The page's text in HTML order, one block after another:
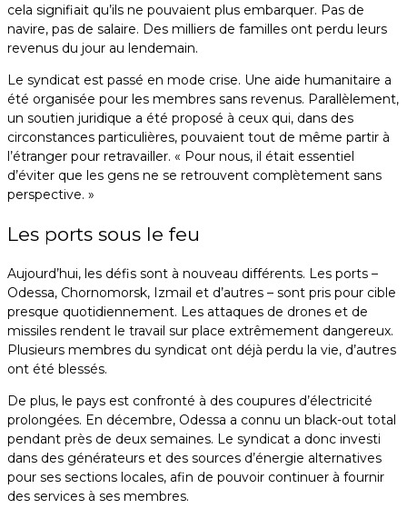
cela signifiait qu’ils ne pouvaient plus embarquer. Pas de
navire, pas de salaire. Des milliers de familles ont perdu leurs
revenus du jour au lendemain.
Le syndicat est passé en mode crise. Une aide humanitaire a
été organisée pour les membres sans revenus. Parallèlement,
un soutien juridique a été proposé à ceux qui, dans des
circonstances particulières, pouvaient tout de même partir à
l’étranger pour retravailler. « Pour nous, il était essentiel
d’éviter que les gens ne se retrouvent complètement sans
perspective. »
Les ports sous le feu
Aujourd’hui, les défis sont à nouveau différents. Les ports –
Odessa, Chornomorsk, Izmail et d’autres – sont pris pour cible
presque quotidiennement. Les attaques de drones et de
missiles rendent le travail sur place extrêmement dangereux.
Plusieurs membres du syndicat ont déjà perdu la vie, d’autres
ont été blessés.
De plus, le pays est confronté à des coupures d’électricité
prolongées. En décembre, Odessa a connu un black-out total
pendant près de deux semaines. Le syndicat a donc investi
dans des générateurs et des sources d’énergie alternatives
pour ses sections locales, afin de pouvoir continuer à fournir
des services à ses membres.